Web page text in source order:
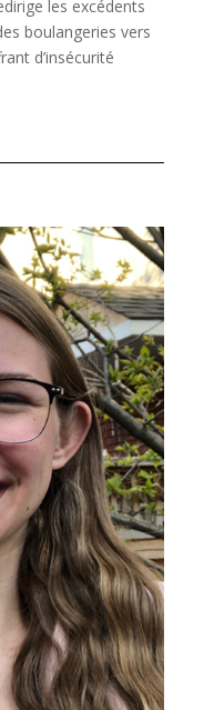
les excédents
boulangeries vers
d’insécurité